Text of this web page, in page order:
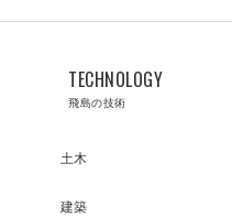
INQUIRY
TECHNOLOGY
飛島の技術
土木
建築